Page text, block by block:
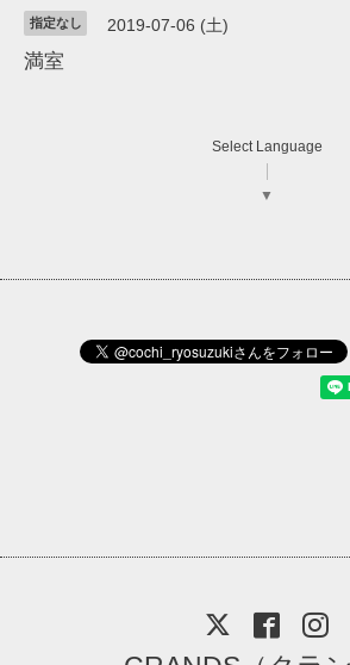
指定なし 2019-07-06 (土)
満室
Select Language
▼